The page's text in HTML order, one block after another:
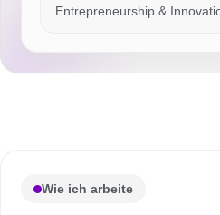
Entrepreneurship &
Wie ich arbeite